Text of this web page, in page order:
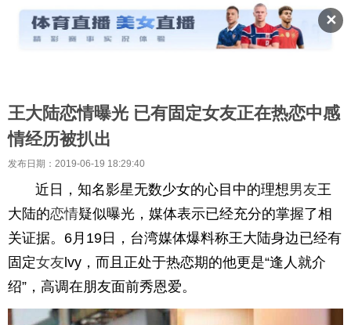
✕
王大陆恋情曝光 已有固定女友正在热恋中感
情经历被扒出
发布日期：2019-06-19 18:29:40
近日，知名影星无数少女的心目中的理想男友王
大陆的恋情疑似曝光，媒体表示已经充分的掌握了相
关证据。6月19日，台湾媒体爆料称王大陆身边已经有
固定女友lvy，而且正处于热恋期的他更是“逢人就介
绍”，高调在朋友面前秀恩爱。